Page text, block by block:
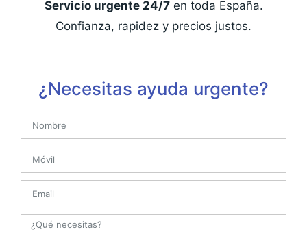
Servicio urgente 24/7en toda España.
Confianza, rapidez y precios justos.
¿Necesitas ayuda urgente?